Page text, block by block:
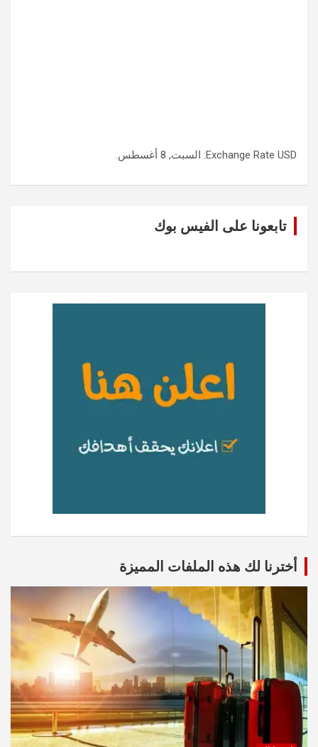
Exchange Rate USD : السبت, 8 أغسطس.
تابعونا على الفيس بوك
أخترنا لك هذه الملفات المميزة